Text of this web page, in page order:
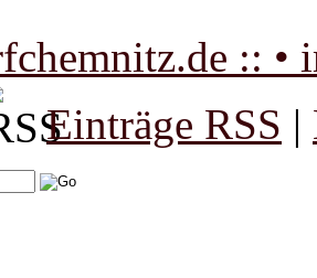
:: •
Einträge RSS |